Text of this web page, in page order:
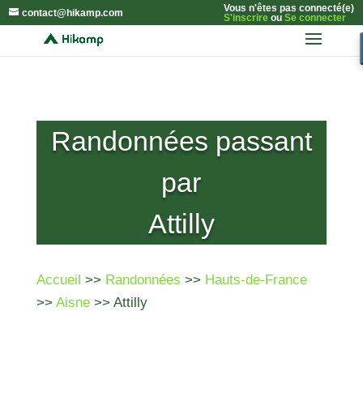
contact@hikamp.com
Vous n'êtes pas connecté(e)
S'inscrireou Se connecter
Randonnées passant
par
Attilly
Accueil >> Randonnées >> Hauts-de-France
>> Aisne>> Attilly